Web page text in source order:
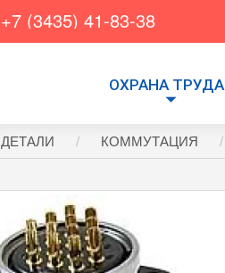
+7 (3435) 41-83-38
ОХРАНА ТРУДА
КОММУТАЦИЯ